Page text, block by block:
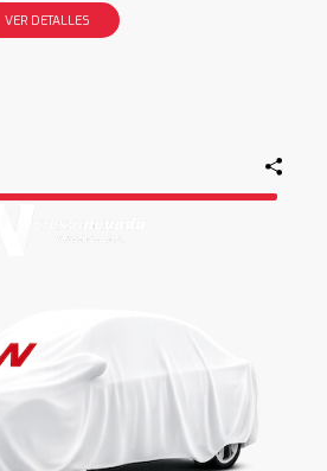
VER DETALLES